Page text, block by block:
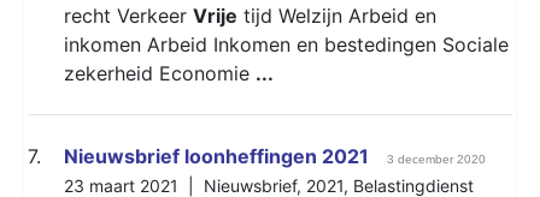
recht Verkeer Vrije tijd Welzijn Arbeid en
inkomen Arbeid Inkomen en bestedingen Sociale
zekerheid Economie ...
7. Nieuwsbrief loonheffingen 2021 3 december 2020
23 maart 2021 | Nieuwsbrief, 2021, Belastingdienst